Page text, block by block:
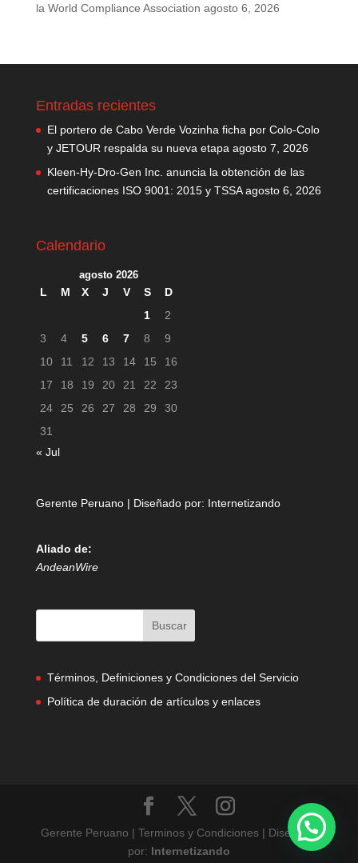
la World Compliance Association agosto 6, 2026
Entradas recientes
El portero de Cabo Verde Vozinha ficha por Colo-Colo
y JETOUR respalda su nueva etapa agosto 7, 2026
Kleen-Hy-Dro-Gen Inc. anuncia la obtención de las
certificaciones ISO 9001: 2015 y TSSA agosto 6, 2026
Calendario
agosto 2026
L M X J V S
D
1
2
3
4 5 6 7 8
9
10
11 12 13 14 15
16
17
18 19 20 21 22
23
24
25 26 27 28 29
30
31
« Jul
Gerente Peruano | Diseñado por: Internetizando
Aliado de:
AndeanWire
Términos, Definiciones y Condiciones del Servicio
Política de duración de artículos y enlaces
Gerente Peruano | Terminos y Condiciones | Diseñado
por: Internetizando